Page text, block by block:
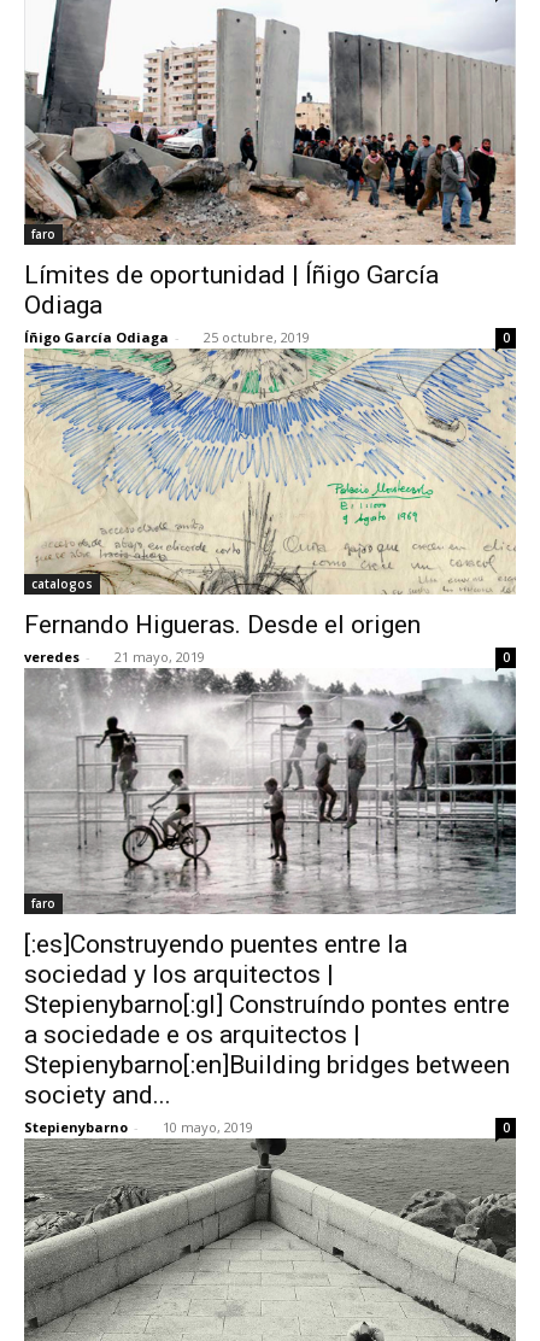
faro
Límites de oportunidad | Íñigo García
Odiaga
Íñigo García Odiaga - 25 octubre, 2019 0
catalogos
Fernando Higueras. Desde el origen
veredes - 21 mayo, 2019 0
faro
[:es]Construyendo puentes entre la
sociedad y los arquitectos |
Stepienybarno[:gl] Construíndo pontes entre
a sociedade e os arquitectos |
Stepienybarno[:en]Building bridges between
society and...
Stepienybarno - 10 mayo, 2019 0